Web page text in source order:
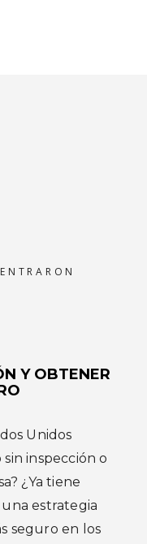
Y OBTENER
Unidos
inspección o
¿Ya tiene
estrategia
seguro en los